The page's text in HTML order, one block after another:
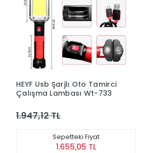
HEYF Usb Şarjlı Oto Tamirci
Çalışma Lambası Wt-733
1.947,12 TL
Sepetteki Fiyat
1.655,05 TL